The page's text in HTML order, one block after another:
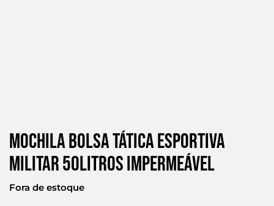
Mochila Bolsa Tática Esportiva
Militar 50litros Impermeável
Fora de estoque